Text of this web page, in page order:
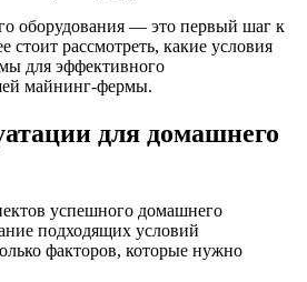
оборудования — это первый шаг к
стоит рассмотреть, какие условия
для эффективного
майнинг-фермы.
для домашнего
успешного домашнего
подходящих условий
факторов, которые нужно